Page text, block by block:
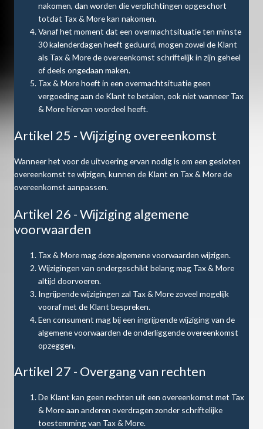
nakomen, dan worden die verplichtingen opgeschort
totdat Tax & More kan nakomen.
Vanaf het moment dat een overmachtsituatie ten minste
30 kalenderdagen heeft geduurd, mogen zowel de Klant
als Tax & More de overeenkomst schriftelijk in zijn geheel
of deels ongedaan maken.
Tax & More hoeft in een overmachtsituatie geen
vergoeding aan de Klant te betalen, ook niet wanneer Tax
& More hiervan voordeel heeft.
Artikel 25 - Wijziging overeenkomst
Wanneer het voor de uitvoering ervan nodig is om een gesloten
overeenkomst te wijzigen, kunnen de Klant en Tax & More de
overeenkomst aanpassen.
Artikel 26 - Wijziging algemene
voorwaarden
Tax & More mag deze algemene voorwaarden wijzigen.
Wijzigingen van ondergeschikt belang mag Tax & More
altijd doorvoeren.
Ingrijpende wijzigingen zal Tax & More zoveel mogelijk
vooraf met de Klant bespreken.
Een consument mag bij een ingrijpende wijziging van de
algemene voorwaarden de onderliggende overeenkomst
opzeggen.
Artikel 27 - Overgang van rechten
De Klant kan geen rechten uit een overeenkomst met Tax
& More aan anderen overdragen zonder schriftelijke
toestemming van Tax & More.